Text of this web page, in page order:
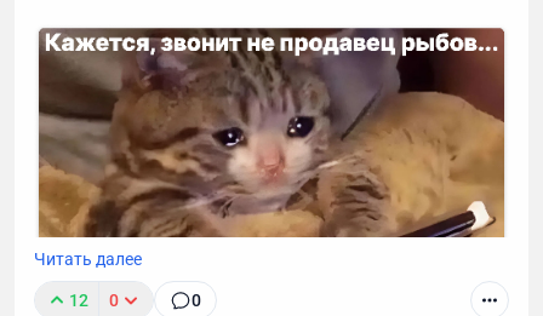
Читать далее
12 0 0